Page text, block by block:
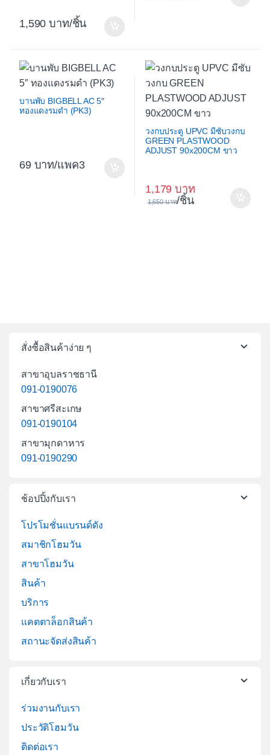
1,590 /ชิ้น
บานพับ BIGBELL AC 5″
ทองแดงรมดำ (PK3)
69 /แพค3
วงกบประตู UPVC มีซับวงกบ
GREEN PLASTWOOD
ADJUST 90x200CM ขาว
1,179
1,650 /ชิ้น
สั่งซื้อสินค้าง่าย ๆ
สาขาอุบลราชธานี
091-0190076
สาขาศรีสะเกษ
091-0190104
สาขามุกดาหาร
091-0190290
ช้อปปิ้งกับเรา
โปรโมชั่นแบรนด์ดัง
สมาชิกโฮมวัน
สาขาโฮมวัน
สินค้า
บริการ
แคตตาล็อกสินค้า
สถานะจัดส่งสินค้า
เกี่ยวกับเรา
ร่วมงานกับเรา
ประวัติโฮมวัน
ติดต่อเรา